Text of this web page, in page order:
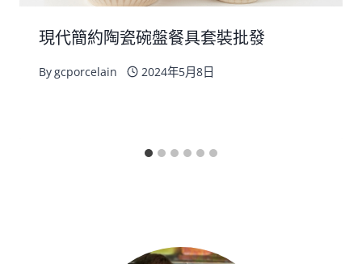
現代簡約陶瓷碗盤餐具套裝批發
Bygcporcelain 2024年5月8日